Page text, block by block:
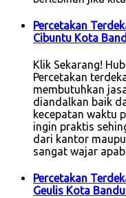
Percetakan
Cibuntu Kota
Klik Sekarang!
Percetakan
membutuhkan
diandalkan baik
kecepatan waktu
ingin praktis
dari kantor
sangat wajar
Percetakan
Geulis Kota